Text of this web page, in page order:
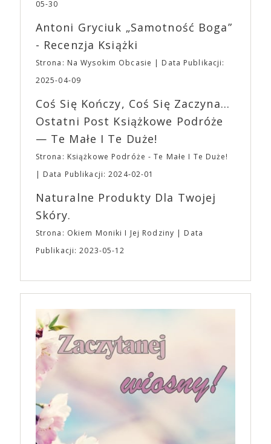
jednego z najbardziej interesujących współczesnych
(„Joker”, „Ona”) w swojej najbardziej zaskakującej
roli. Twórca kultowych „Dziedzictwo. Hereditary” i
„Midsommar. W biały dzień” zrealizował najbardziej
osobisty film, który pozwolił mu w pełni podzielić
się z widzami swoimi lękami, wizją świata, a przede
„Bo się boi” w kinach od 21 kwietnia.
Wystawców i Obsługi. Na terenie hali nie zabraknie
Waszych ulubionych Wystawców serwujących
napoje oraz drobne przekąski a przed halą
planujemy Strefę FoodTrucków. Życzymy Wam
fantastycznego czasu oczekiwania na nadchodzącą
EXPO XXI!
05-30
Antoni Gryciuk „Samotność Boga”
- Recenzja Książki
Strona: Na Wysokim Obcasie
Data Publikacji:
2025-04-09
Coś Się Kończy, Coś Się Zaczyna...
Ostatni Post Książkowe Podróże
— Te Małe I Te Duże!
Strona: Książkowe Podróże - Te Małe I Te Duże!
Data Publikacji: 2024-02-01
Naturalne Produkty Dla Twojej
Skóry.
Strona: Okiem Moniki I Jej Rodziny
Data
Publikacji: 2023-05-12